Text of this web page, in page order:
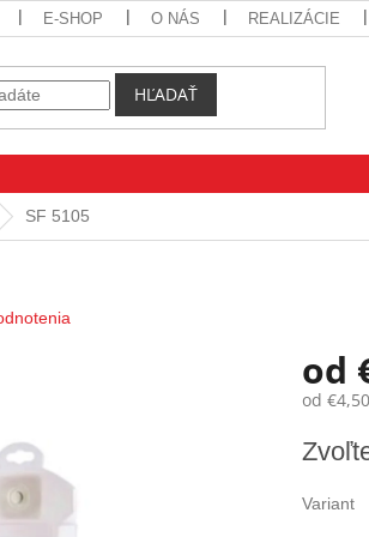
E-SHOP O NÁS REALIZÁCIE
HĽADAŤ
SF 5105
od
od €4,50
cena:
Variant